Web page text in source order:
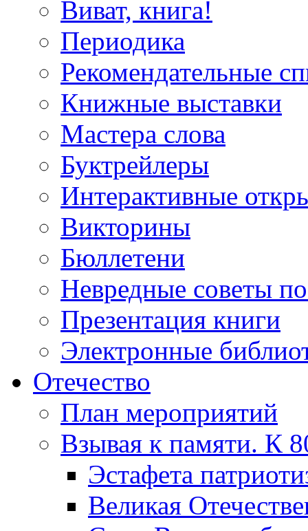
Виват, книга!
Периодика
Рекомендательные
Книжные выставки
Мастера слова
Буктрейлеры
Интерактивные
Викторины
Бюллетени
Невредные советы
Презентация книги
Электронные
Отечество
План мероприятий
Взывая к памяти. К
Эcтафета
Великая